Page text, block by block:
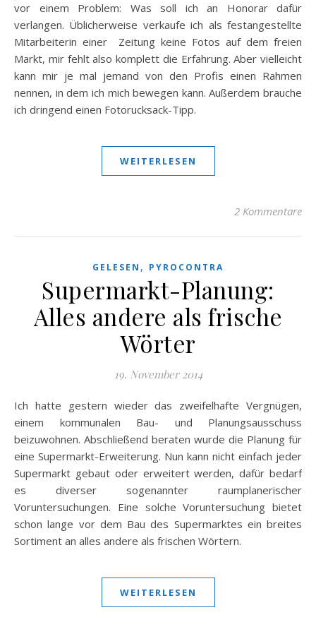
vor einem Problem: Was soll ich an Honorar dafür
verlangen. Üblicherweise verkaufe ich als festangestellte
Mitarbeiterin einer Zeitung keine Fotos auf dem freien
Markt, mir fehlt also komplett die Erfahrung. Aber vielleicht
kann mir je mal jemand von den Profis einen Rahmen
nennen, in dem ich mich bewegen kann. Außerdem brauche
ich dringend einen Fotorucksack-Tipp.
WEITERLESEN
2 Kommentare
GELESEN , PYROCONTRA
Supermarkt-Planung:
Alles andere als frische
Wörter
19. November 2014
Ich hatte gestern wieder das zweifelhafte Vergnügen,
einem kommunalen Bau- und Planungsausschuss
beizuwohnen. Abschließend beraten wurde die Planung für
eine Supermarkt-Erweiterung. Nun kann nicht einfach jeder
Supermarkt gebaut oder erweitert werden, dafür bedarf
es diverser sogenannter raumplanerischer
Voruntersuchungen. Eine solche Voruntersuchung bietet
schon lange vor dem Bau des Supermarktes ein breites
Sortiment an alles andere als frischen Wörtern.
WEITERLESEN